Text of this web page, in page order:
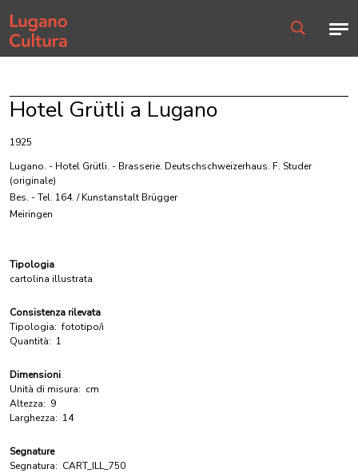
Home page
Hotel Grütli a Lugano
1925
Lugano. - Hotel Grütli. - Brasserie. Deutschschweizerhaus. F. Studer
(originale)
Bes. - Tel. 164. / Kunstanstalt Brügger
Meiringen
Tipologia
cartolina illustrata
Consistenza rilevata
Tipologia: fototipo/i
Quantità: 1
Dimensioni
Unità di misura: cm
Altezza: 9
Larghezza: 14
Segnature
Segnatura: CART_ILL_750